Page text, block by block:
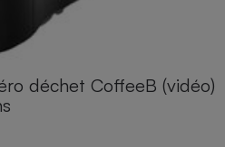
déchet CoffeeB (vidéo)